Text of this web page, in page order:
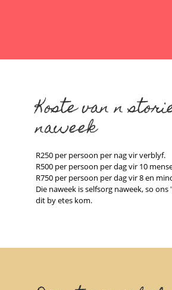
Koste van n
naweek
R250 per persoon per nag vir verblyf.
R500 per persoon per dag vir 10
R750 per persoon per dag vir 8 en
Die naweek is selfsorg naweek, so
dit by etes kom.